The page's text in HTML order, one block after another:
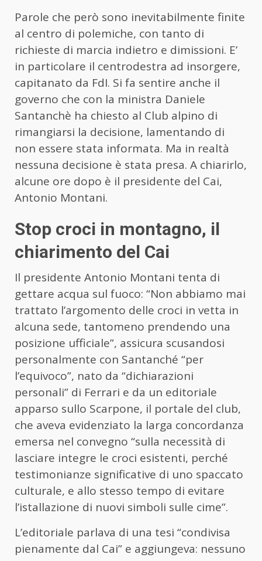
Parole che però sono inevitabilmente finite
al centro di polemiche, con tanto di
richieste di marcia indietro e dimissioni. E’
in particolare il centrodestra ad insorgere,
capitanato da FdI. Si fa sentire anche il
governo che con la ministra Daniele
Santanchè ha chiesto al Club alpino di
rimangiarsi la decisione, lamentando di
non essere stata informata. Ma in realtà
nessuna decisione è stata presa. A chiarirlo,
alcune ore dopo è il presidente del Cai,
Antonio Montani.
Stop croci in montagno, il
chiarimento del Cai
Il presidente Antonio Montani tenta di
gettare acqua sul fuoco: “Non abbiamo mai
trattato l’argomento delle croci in vetta in
alcuna sede, tantomeno prendendo una
posizione ufficiale”, assicura scusandosi
personalmente con Santanché “per
l’equivoco”, nato da “dichiarazioni
personali” di Ferrari e da un editoriale
apparso sullo Scarpone, il portale del club,
che aveva evidenziato la larga concordanza
emersa nel convegno “sulla necessità di
lasciare integre le croci esistenti, perché
testimonianze significative di uno spaccato
culturale, e allo stesso tempo di evitare
l’istallazione di nuovi simboli sulle cime”.
L’editoriale parlava di una tesi “condivisa
pienamente dal Cai” e aggiungeva: nessuno